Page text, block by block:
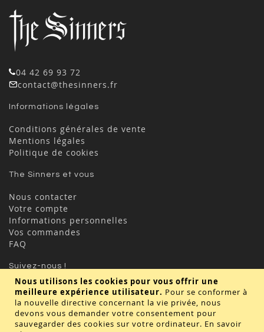
Nous utilisons les cookies pour vous offrir une
meilleure expérience utilisateur. Pour se conformer à
la nouvelle directive concernant la vie privée, nous
devons vous demander votre consentement pour
sauvegarder des cookies sur votre ordinateur. En savoir
04 42 69 93 72
contact@thesinners.fr
Informations légales
Conditions générales de vente
Mentions légales
Politique de cookies
The Sinners et vous
Nous contacter
Votre compte
Informations personnelles
Vos commandes
FAQ
Suivez-nous !